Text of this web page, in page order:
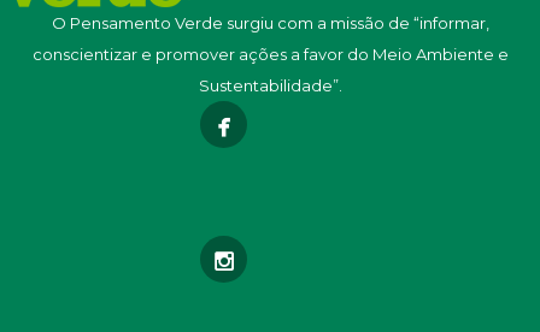
O Pensamento Verde surgiu com a missão de “informar,
conscientizar e promover ações a favor do Meio Ambiente e
Sustentabilidade”.